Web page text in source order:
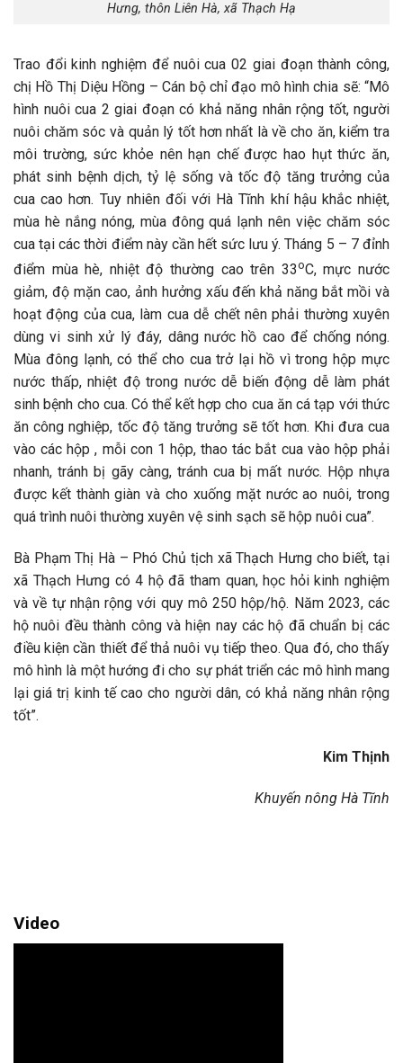
Hưng, thôn Liên Hà, xã Thạch Hạ
Trao đổi kinh nghiệm để nuôi cua 02 giai đoạn thành công,
chị Hồ Thị Diệu Hồng – Cán bộ chỉ đạo mô hình chia sẽ: “Mô
hình nuôi cua 2 giai đoạn có khả năng nhân rộng tốt, người
nuôi chăm sóc và quản lý tốt hơn nhất là về cho ăn, kiểm tra
môi trường, sức khỏe nên hạn chế được hao hụt thức ăn,
phát sinh bệnh dịch, tỷ lệ sống và tốc độ tăng trưởng của
cua cao hơn. Tuy nhiên đối với Hà Tĩnh khí hậu khắc nhiệt,
mùa hè nắng nóng, mùa đông quá lạnh nên việc chăm sóc
cua tại các thời điểm này cần hết sức lưu ý. Tháng 5 – 7 đỉnh
điểm mùa hè, nhiệt độ thường cao trên 33oC, mực nước
giảm, độ mặn cao, ảnh hưởng xấu đến khả năng bắt mồi và
hoạt động của cua, làm cua dễ chết nên phải thường xuyên
dùng vi sinh xử lý đáy, dâng nước hồ cao để chống nóng.
Mùa đông lạnh, có thể cho cua trở lại hồ vì trong hộp mực
nước thấp, nhiệt độ trong nước dễ biến động dễ làm phát
sinh bệnh cho cua. Có thể kết hợp cho cua ăn cá tạp với thức
ăn công nghiệp, tốc độ tăng trưởng sẽ tốt hơn. Khi đưa cua
vào các hộp , mỗi con 1 hộp, thao tác bắt cua vào hộp phải
nhanh, tránh bị gãy càng, tránh cua bị mất nước. Hộp nhựa
được kết thành giàn và cho xuống mặt nước ao nuôi, trong
quá trình nuôi thường xuyên vệ sinh sạch sẽ hộp nuôi cua”.
Bà Phạm Thị Hà – Phó Chủ tịch xã Thạch Hưng cho biết, tại
xã Thạch Hưng có 4 hộ đã tham quan, học hỏi kinh nghiệm
và về tự nhận rộng với quy mô 250 hộp/hộ. Năm 2023, các
hộ nuôi đều thành công và hiện nay các hộ đã chuẩn bị các
điều kiện cần thiết để thả nuôi vụ tiếp theo. Qua đó, cho thấy
mô hình là một hướng đi cho sự phát triển các mô hình mang
lại giá trị kinh tế cao cho người dân, có khả năng nhân rộng
tốt”.
Kim Thịnh
Khuyến nông Hà Tĩnh
Video